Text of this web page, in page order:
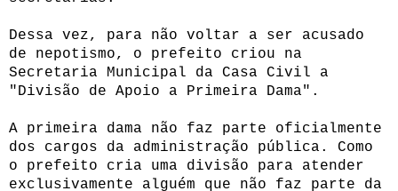
Dessa vez, para não voltar a ser acusado
de nepotismo, o prefeito criou na
Secretaria Municipal da Casa Civil a
"Divisão de Apoio a Primeira Dama".
A primeira dama não faz parte oficialmente
dos cargos da administração pública. Como
o prefeito cria uma divisão para atender
exclusivamente alguém que não faz parte da